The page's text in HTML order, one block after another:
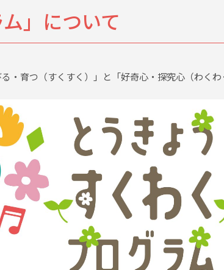
」について
育つ（すくすく）」と「好奇心・探究心（わくわ